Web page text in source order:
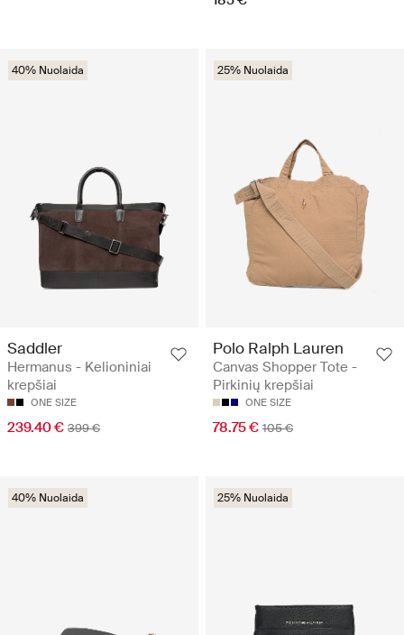
40% Nuolaida
Saddler
Hermanus - Kelioniniai
krepšiai
ONE SIZE
239.40 € 399 €
25% Nuolaida
Polo Ralph Lauren
Canvas Shopper Tote -
Pirkinių krepšiai
ONE SIZE
78.75 € 105 €
40% Nuolaida 25% Nuolaida